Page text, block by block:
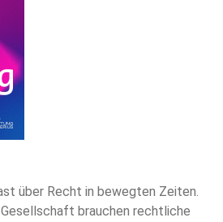
über Recht in bewegten Zeiten.
brauchen rechtliche